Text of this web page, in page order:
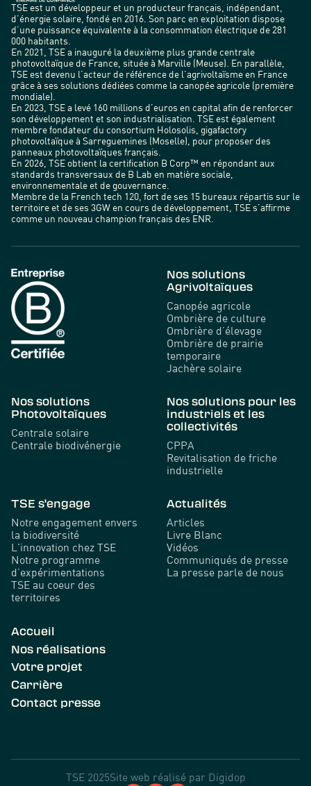
TSE est un développeur et un producteur français, indépendant,
d’énergie solaire, fondé en 2016. Son parc en exploitation dispose
d’une puissance équivalente à la consommation électrique de 281
000 habitants.
En 2021, TSE a inauguré la deuxième plus grande centrale
photovoltaïque de France, située à Marville (Meuse). En parallèle,
TSE est devenu l’acteur de référence de l’agrivoltaïsme en France
grâce à ses solutions dédiées comme la canopée agricole (première
mondiale).
En 2023, TSE a levé 160 millions d’euros en capital afin de renforcer
son développement et son industrialisation. TSE est également
membre fondateur du consortium Holosolis, gigafactory
photovoltaïque à Sarreguemines (Moselle), pour proposer des
panneaux photovoltaïques français.
En 2026, TSE obtient la certification B Corp™ en répondant aux
standards transversaux de B Lab en matière sociale,
environnementale et de gouvernance.
Membre de la French tech 120, fort de ses 15 bureaux répartis sur le
territoire et de ses 3GW en cours de développement, TSE s’affirme
comme un nouveau champion français des ENR.
Nos solutions
Agrivoltaïques
Canopée agricole
Ombrière de culture
Ombrière d’élevage
Ombrière de prairie
temporaire
Jachère solaire
Nos solutions
Photovoltaïques
Centrale solaire
Centrale biodivénergie
Nos solutions pour les
industriels et les
collectivités
CPPA
Revitalisation de friche
industrielle
TSE s'engage
Notre engagement envers
la biodiversité
L'innovation chez TSE
Notre programme
d’expérimentations
TSE au coeur des
territoires
Actualités
Articles
Livre Blanc
Vidéos
Communiqués de presse
La presse parle de nous
Accueil
Nos réalisations
Votre projet
Carrière
Contact presse
TSE 2025Site web réalisé par Digidop